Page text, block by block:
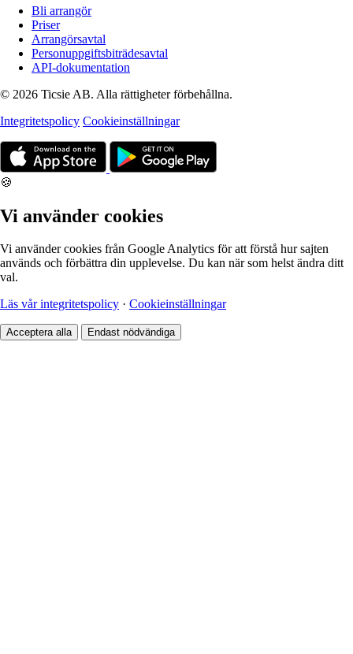
Bli arrangör
Priser
Arrangörsavtal
Personuppgiftsbiträdesavtal
API-dokumentation
© 2026 Ticsie AB. Alla rättigheter förbehållna.
Integritetspolicy Cookieinställningar
🍪
Vi använder cookies
Vi använder cookies från Google Analytics för att förstå hur sajten
används och förbättra din upplevelse. Du kan när som helst ändra ditt
val.
Läs vår integritetspolicy · Cookieinställningar
Acceptera alla Endast nödvändiga